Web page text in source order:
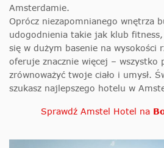
Amsterdamie.
Oprócz niezapomnianego wnętrza
udogodnienia takie jak klub
się w dużym basenie na wysokości
oferuje znacznie więcej – wszystko
zrównoważyć twoje ciało i umysł.
szukasz najlepszego hotelu w
Sprawdź Amstel Hotel na